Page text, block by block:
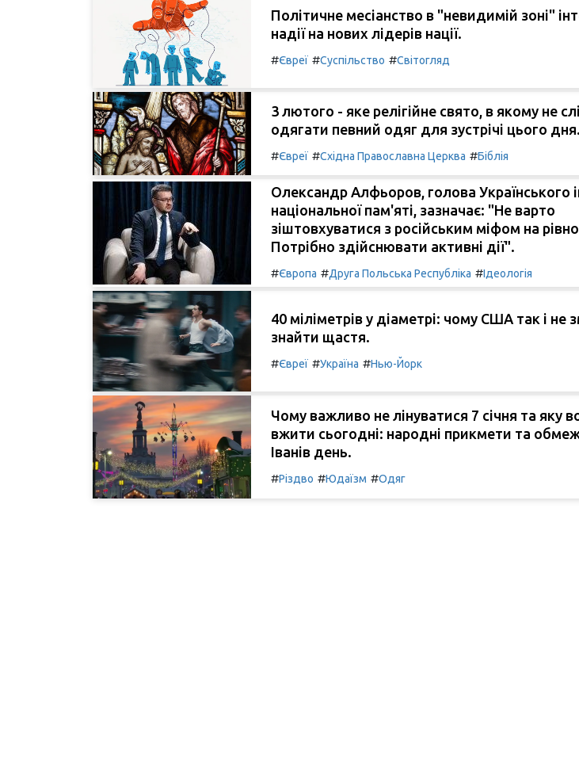
Політичне месіанство в "невидимій зоні"
надії на нових лідерів нації.
#Євреї #Суспільство #Світогляд
3 лютого - яке релігійне свято, в якому не
одягати певний одяг для зустрічі цього дня.
#Євреї #Східна Православна Церква #Біблія
Олександр Алфьоров, голова Українського
національної пам'яті, зазначає: "Не варто
зіштовхуватися з російським міфом на
Потрібно здійснювати активні дії".
#Європа #Друга Польська Республіка #Ідеологія
40 міліметрів у діаметрі: чому США так і не
знайти щастя.
#Євреї #Україна #Нью-Йорк
Чому важливо не лінуватися 7 січня та яку
вжити сьогодні: народні прикмети та
Іванів день.
#Різдво #Юдаїзм #Одяг